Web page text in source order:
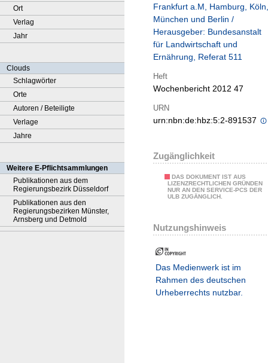
Ort
Verlag
Jahr
Clouds
Schlagwörter
Orte
Autoren / Beteiligte
Verlage
Jahre
Weitere E-Pflichtsammlungen
Publikationen aus dem
Regierungsbezirk Düsseldorf
Publikationen aus den
Regierungsbezirken Münster,
Arnsberg und Detmold
Frankfurt a.M, Hamburg, Köln,
München und Berlin /
Herausgeber: Bundesanstalt
für Landwirtschaft und
Ernährung, Referat 511
Heft
Wochenbericht 2012 47
URN
urn:nbn:de:hbz:5:2-891537
Zugänglichkeit
DAS DOKUMENT IST AUS
LIZENZRECHTLICHEN GRÜNDEN
NUR AN DEN SERVICE-PCS DER
ULB ZUGÄNGLICH.
Nutzungshinweis
Das Medienwerk ist im
Rahmen des deutschen
Urheberrechts nutzbar.